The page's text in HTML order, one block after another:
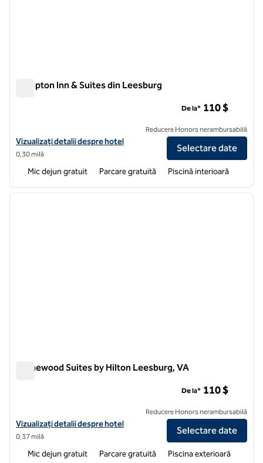
Hampton Inn & Suites din Leesburg
Vizualizați detaliile hotelului Hampton Inn & Suites Leesburg
Vizualizați detalii despre hotel
0,30 milă
De la* 110 $
Reducere Honors nerambursabilă
Selectare date
Mic dejun gratuit Parcare gratuită Piscină interioară
1 din 12
Homewood Suites by Hilton Leesburg, VA
Vizualizați detaliile hotelului pentru Homewood Suites by Hilton
Vizualizați detalii despre hotel
0,37 milă
De la* 110 $
Reducere Honors nerambursabilă
Selectare date
Mic dejun gratuit Parcare gratuită Piscina exterioară